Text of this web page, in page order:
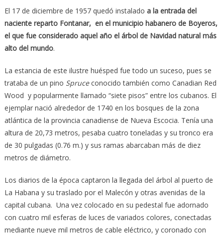
El 17 de diciembre de 1957 quedó instalado a la entrada del
naciente reparto Fontanar, en el municipio habanero de Boyeros,
el que fue considerado aquel año el árbol de Navidad natural más
alto del mundo.
La estancia de este ilustre huésped fue todo un suceso, pues se
trataba de un pino Spruceconocido también como Canadian Red
Wood y popularmente llamado “siete pisos” entre los cubanos. El
ejemplar nació alrededor de 1740 en los bosques de la zona
atlántica de la provincia canadiense de Nueva Escocia. Tenía una
altura de 20,73 metros, pesaba cuatro toneladas y su tronco era
de 30 pulgadas (0.76 m.) y sus ramas abarcaban más de diez
metros de diámetro.
Los diarios de la época captaron la llegada del árbol al puerto de
La Habana y su traslado por el Malecón y otras avenidas de la
capital cubana. Una vez colocado en su pedestal fue adornado
con cuatro mil esferas de luces de variados colores, conectadas
mediante nueve mil metros de cable eléctrico, y coronado con